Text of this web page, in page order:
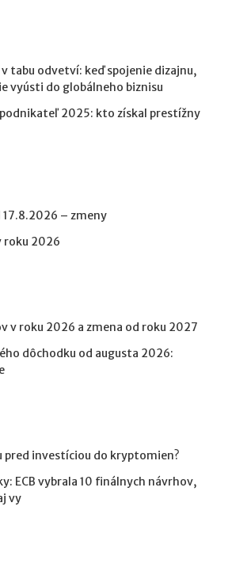
tabu odvetví: keď spojenie dizajnu,
vyústi do globálneho biznisu
2025: kto získal prestížny
17.8.2026 – zmeny
roku 2026
v roku 2026 a zmena od roku 2027
dôchodku od augusta 2026:
investíciou do kryptomien?
ECB vybrala 10 finálnych návrhov,
vy